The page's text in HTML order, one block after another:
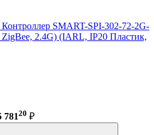
SMART-SPI-302-72-2G-
2.4G) (IARL, IP20 Пластик,
78120 ₽